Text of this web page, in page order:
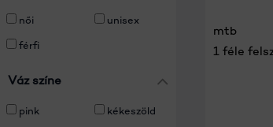
női
férfi
unisex
Váz színe
pink
kékeszöld
mtb
1 féle